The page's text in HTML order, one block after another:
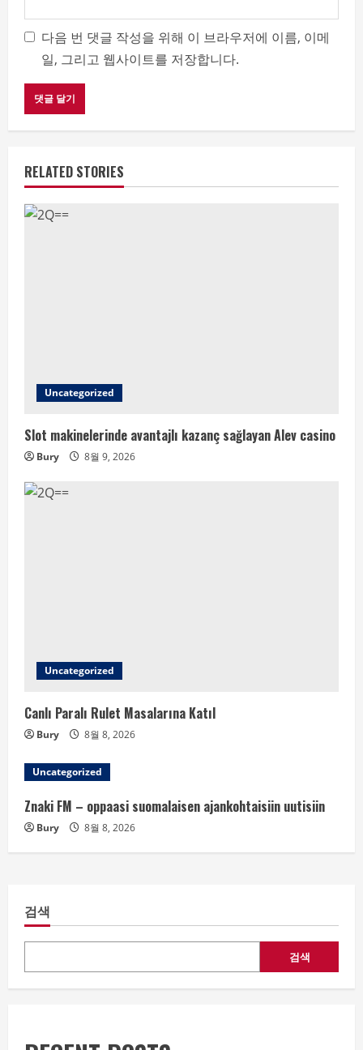
다음 번 댓글 작성을 위해 이 브라우저에 이름, 이메
일, 그리고 웹사이트를 저장합니다.
RELATED STORIES
Uncategorized
Slot makinelerinde avantajlı kazanç sağlayan Alev casino
Bury 8월 9, 2026
Uncategorized
Canlı Paralı Rulet Masalarına Katıl
Bury 8월 8, 2026
Uncategorized
Znaki FM – oppaasi suomalaisen ajankohtaisiin uutisiin
Bury 8월 8, 2026
검색
검색